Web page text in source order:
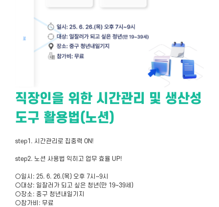
직장인을 위한 시간관리 및 생산성
도구 활용법(노션)
step1. 시간관리로 집중력 ON!
step2. 노션 사용법 익히고 업무 효율 UP!
○일시: 25. 6. 26.(목) 오후 7시~9시
○대상: 일잘러가 되고 싶은 청년(만 19~39세)
○장소: 중구 청년내일기지
○참가비: 무료